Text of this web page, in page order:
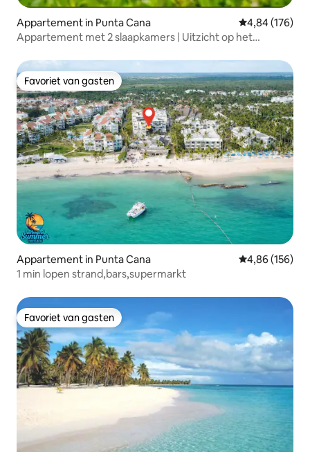
Appartement in Punta Cana Gemiddelde
4,84 (176)
Appartement met 2 slaapkamers | Uitzicht op het
Favoriet van gasten
Favoriet van gasten
Appartement in Punta Cana Gemiddelde
4,86 (156)
1 min lopen strand,bars,supermarkt
Favoriet van gasten
Favoriet van gasten